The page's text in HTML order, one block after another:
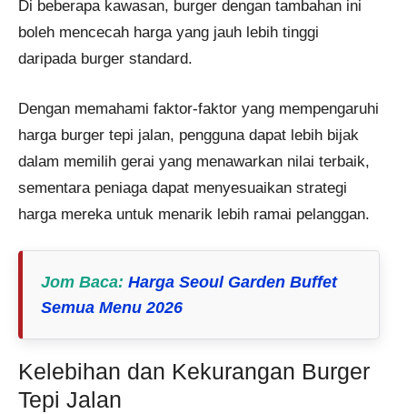
Di beberapa kawasan, burger dengan tambahan ini
boleh mencecah harga yang jauh lebih tinggi
daripada burger standard​.
Dengan memahami faktor-faktor yang mempengaruhi
harga burger tepi jalan, pengguna dapat lebih bijak
dalam memilih gerai yang menawarkan nilai terbaik,
sementara peniaga dapat menyesuaikan strategi
harga mereka untuk menarik lebih ramai pelanggan.
Jom Baca: Harga Seoul Garden Buffet
Semua Menu 2026
Kelebihan dan Kekurangan Burger
Tepi Jalan